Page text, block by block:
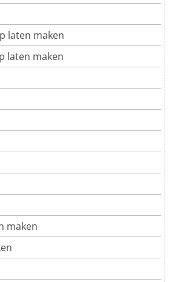
laten maken
laten maken
maken